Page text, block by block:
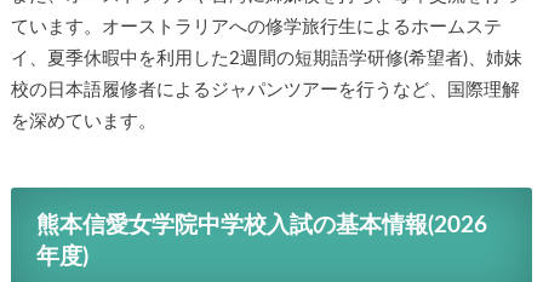
っています。オーストラリアへの修学旅行生によるホームス
テイ、夏季休暇中を利用した2週間の短期語学研修(希望者)、
姉妹校の日本語履修者によるジャパンツアーを行うなど、国
際理解を深めています。
熊本信愛女学院中学校入試の基本情報(2026
年度)